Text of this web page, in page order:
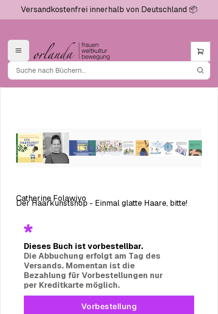
×
Der Haarkunstshop - ...
x
-
Versandkostenfrei innerhalb von Deutschland 📦
Catherine Folawiyo
Der Haarkunstshop - Einmal glatte Haare, bitte!
Dieses Buch ist vorbestellbar.
Die Abbuchung erfolgt am Tag des
Versands. Momentan ist die
Bezahlung für Vorbestellungen nur
per Kreditkarte möglich.
Vorbestellung